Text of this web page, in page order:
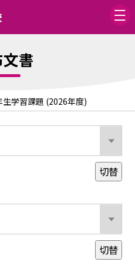
書
生学習課題 (2026年度)
切替
切替